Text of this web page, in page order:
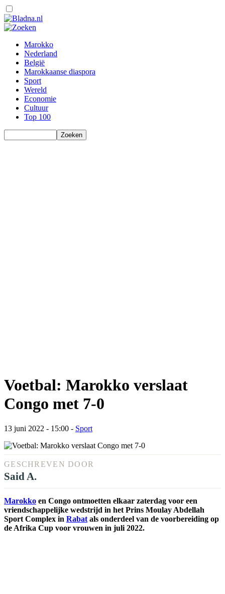
Marokko
Nederland
België
Marokkaanse diaspora
Sport
Wereld
Economie
Cultuur
Top 100
Voetbal: Marokko verslaat
Congo met 7-0
13 juni 2022 - 15:00 - Sport
GESCHREVEN DOOR
Said A.
Marokko en Congo ontmoetten elkaar zaterdag voor een
vriendschappelijke wedstrijd in het Prins Moulay Abdellah
Sport Complex in Rabat als onderdeel van de voorbereiding op
de Afrika Cup voor vrouwen in juli 2022.